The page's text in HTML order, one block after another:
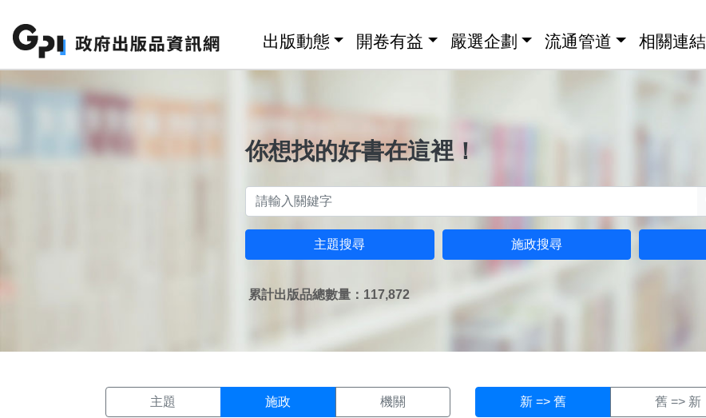
出版動態 開卷有益 嚴選企劃 流通管道 相關連結
你想找的好書在這裡！
主題搜尋 施政搜尋
累計出版品總數量：117,872
主題 施政 機關 新 => 舊 舊 => 新